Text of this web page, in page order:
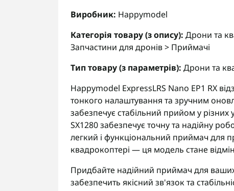
Виробник: Happymodel
Категорія товару (з опису): Дрони та
Запчастини для дронів > Приймачі
Тип товару (з параметрів): Дрони та
Happymodel ExpressLRS Nano EP1 RX
тонкого налаштування та зручним
забезпечує стабільний прийом у різних
SX1280 забезпечує точну та надійну
легкий і функціональний приймач для
квадрокоптері — ця модель стане
Придбайте надійний приймач для
забезпечить якісний зв'язок та